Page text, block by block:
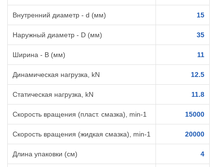
Внутренний диаметр - d (мм) 15
Наружный диаметр - D (мм) 35
Ширина - B (мм) 11
Динамическая нагрузка, kN 12.5
Статическая нагрузка, kN 11.8
Скорость вращения (пласт. смазка), min-1 15000
Скорость вращения (жидкая смазка), min-1 20000
Длина упаковки (см) 4